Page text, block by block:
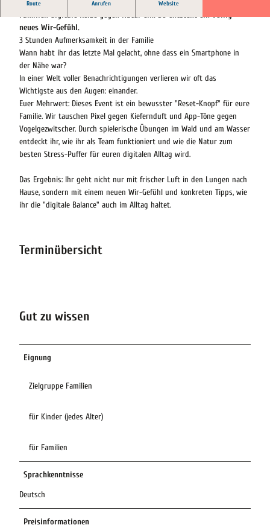
Route Anrufen Website
Familien digitale Reize gegen Natur ein. So entsteht ein völlig
neues Wir-Gefühl.
3 Stunden Aufmerksamkeit in der Familie
Wann habt ihr das letzte Mal gelacht, ohne dass ein Smartphone in
der Nähe war?
In einer Welt voller Benachrichtigungen verlieren wir oft das
Wichtigste aus den Augen: einander.
Euer Mehrwert: Dieses Event ist ein bewusster "Reset-Knopf" für eure
Familie. Wir tauschen Pixel gegen Kiefernduft und App-Töne gegen
Vogelgezwitscher. Durch spielerische Übungen im Wald und am Wasser
entdeckt ihr, wie ihr als Team funktioniert und wie die Natur zum
besten Stress-Puffer für euren digitalen Alltag wird.
Das Ergebnis: Ihr geht nicht nur mit frischer Luft in den Lungen nach
Hause, sondern mit einem neuen Wir-Gefühl und konkreten Tipps, wie
ihr die "digitale Balance" auch im Alltag haltet.
Terminübersicht
Gut zu wissen
Eignung
Zielgruppe Familien
für Kinder (jedes Alter)
für Familien
Sprachkenntnisse
Deutsch
Preisinformationen